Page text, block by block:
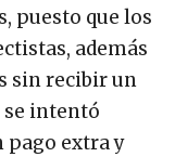
puesto que los
además
sin recibir un
intentó
pago extra y